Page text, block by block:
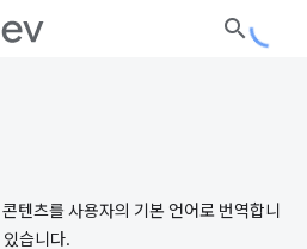
텐츠를 사용자의 기본 언어로 번역합니
습니다.